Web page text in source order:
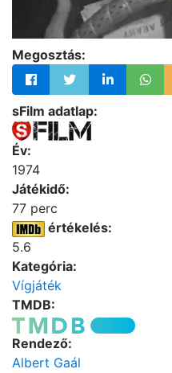
Megosztás:
sFilm adatlap:
Év:
1974
Játékidő:
77 perc
értékelés:
5.6
Kategória:
Vígjáték
TMDB:
Rendező:
Albert Gaál